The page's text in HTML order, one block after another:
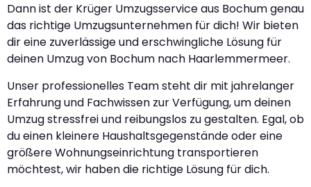
Dann ist der Krüger Umzugsservice aus Bochum genau
das richtige Umzugsunternehmen für dich! Wir bieten
dir eine zuverlässige und erschwingliche Lösung für
deinen Umzug von Bochum nach Haarlemmermeer.
Unser professionelles Team steht dir mit jahrelanger
Erfahrung und Fachwissen zur Verfügung, um deinen
Umzug stressfrei und reibungslos zu gestalten. Egal, ob
du einen kleinere Haushaltsgegenstände oder eine
größere Wohnungseinrichtung transportieren
möchtest, wir haben die richtige Lösung für dich.